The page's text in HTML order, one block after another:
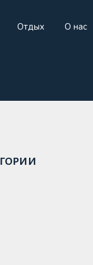
Отдых
Отдых О нас